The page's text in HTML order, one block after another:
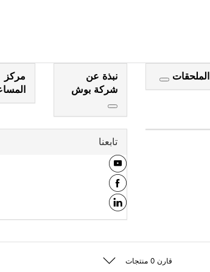
قارن 0 منتجات
الملحقات
نبذة عن
شركة بوش
مركز
تابعنا